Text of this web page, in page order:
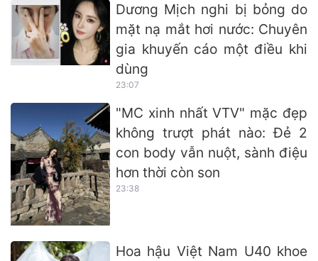
Dương Mịch nghi bị bỏng do
mặt nạ mắt hơi nước: Chuyên
gia khuyến cáo một điều khi
dùng
23:07
"MC xinh nhất VTV" mặc đẹp
không trượt phát nào: Đẻ 2
con body vẫn nuột, sành điệu
hơn thời còn son
23:38
Hoa hậu Việt Nam U40 khoe